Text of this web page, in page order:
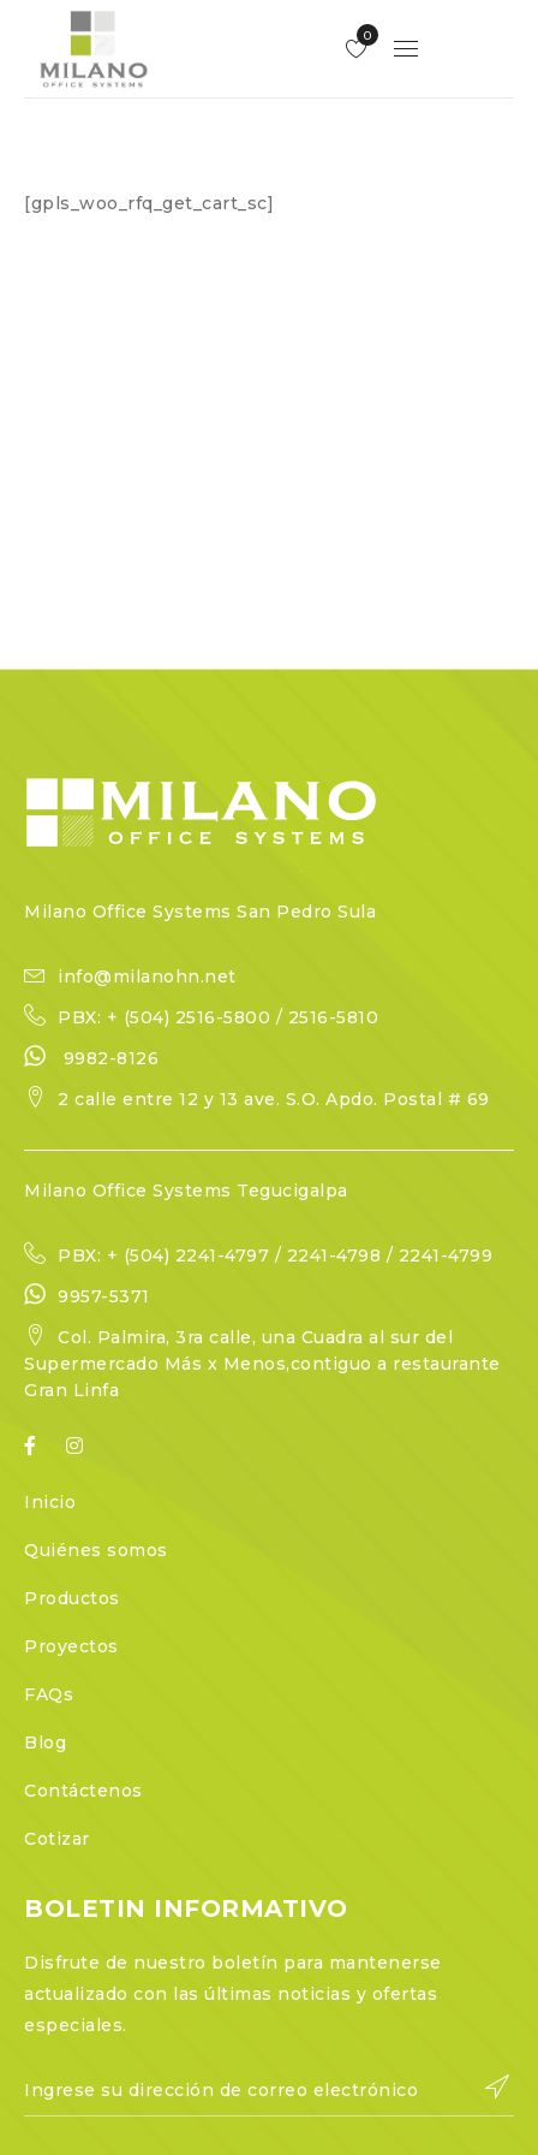
0
[gpls_woo_rfq_get_cart_sc]
Milano Office Systems San Pedro Sula
info@milanohn.net
PBX: + (504) 2516-5800 / 2516-5810
9982-8126
2 calle entre 12 y 13 ave. S.O. Apdo. Postal # 69
Milano Office Systems Tegucigalpa
PBX: + (504) 2241-4797 / 2241-4798 / 2241-4799
9957-5371
Col. Palmira, 3ra calle, una Cuadra al sur del
Supermercado Más x Menos,contiguo a restaurante
Gran Linfa
Inicio
Quiénes somos
Productos
Proyectos
FAQs
Blog
Contáctenos
Cotizar
BOLETIN INFORMATIVO
Disfrute de nuestro boletín para mantenerse
actualizado con las últimas noticias y ofertas
especiales.